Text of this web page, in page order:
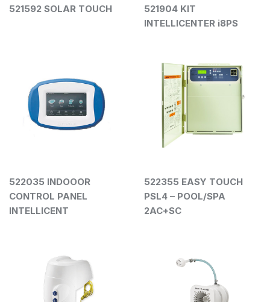
521592 SOLAR TOUCH
521904 KIT
INTELLICENTER i8PS
522035 INDOOOR
CONTROL PANEL
INTELLICENT
522355 EASY TOUCH
PSL4 – POOL/SPA
2AC+SC